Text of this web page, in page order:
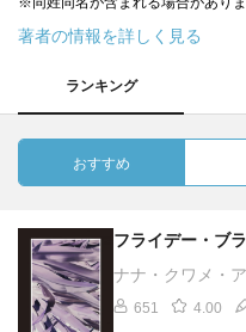
著者の情報を詳しく見る
ランキング
おすすめ
フライデー・ブ
ナナ・クワメ・
651 4.00